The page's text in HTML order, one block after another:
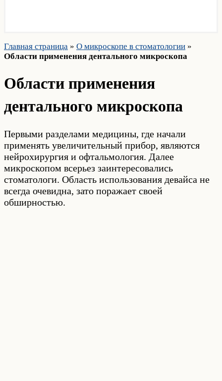
Главная страница » О микроскопе в стоматологии »
Области применения дентального микроскопа
Области применения
дентального микроскопа
Первыми разделами медицины, где начали
применять увеличительный прибор, являются
нейрохирургия и офтальмология. Далее
микроскопом всерьез заинтересовались
стоматологи. Область использования девайса не
всегда очевидна, зато поражает своей
обширностью.